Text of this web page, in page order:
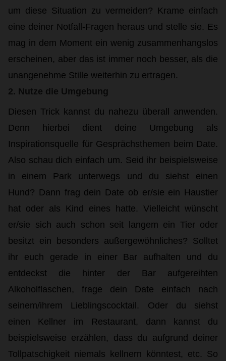
um diese Situation zu vermeiden? Krame einfach
eine deiner Notfall-Fragen heraus und stelle sie. Es
mag in dem Moment ein wenig zusammenhangslos
erscheinen, aber das ist immer noch besser, als die
unangenehme Stille weiterhin zu ertragen.
2. Nutze die Umgebung
Diesen Trick kannst du nahezu überall anwenden.
Denn hierbei dient deine Umgebung als
Inspirationsquelle für Gesprächsthemen beim Date.
Also schau dich einfach um. Seid ihr beispielsweise
in einem Park unterwegs und du siehst einen
Hund? Dann frag dein Date ob er/sie ein Haustier
hat oder als Kind eines hatte. Vielleicht wünscht
er/sie sich auch schon seit langem ein Tier oder
besitzt ein besonders außergewöhnliches? Solltet
ihr euch gerade in einer Bar aufhalten und du
entdeckst die hinter der Bar aufgereihten
Alkoholflaschen, frage dein Date einfach nach
seinem/ihrem Lieblingscocktail. Oder du siehst
einen Kellner im Restaurant, dann kannst du
beispielsweise erzählen, dass du aufgrund deiner
Tollpatschigkeit niemals kellnern könntest, etc. So